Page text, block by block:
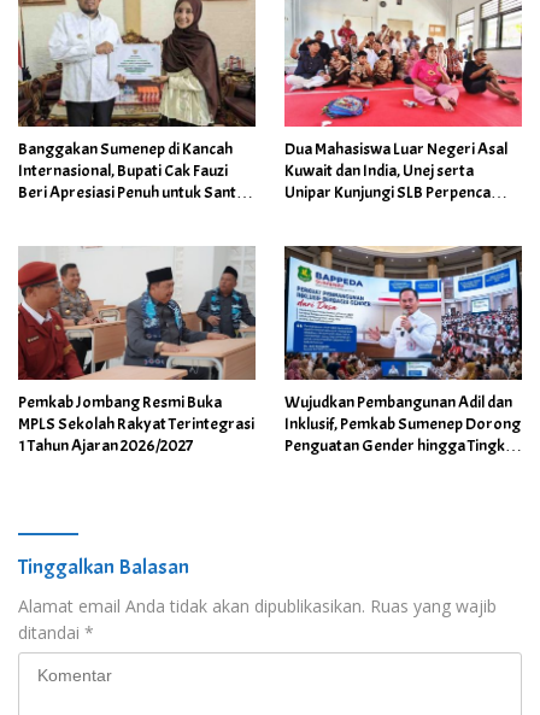
Banggakan Sumenep di Kancah
Internasional, Bupati Cak Fauzi
Beri Apresiasi Penuh untuk Santri
Dua Mahasiswa Luar Negeri Asal
Kuwait dan India, Unej serta
Unipar Kunjungi SLB Perpenca
Pemkab Jombang Resmi Buka
MPLS Sekolah Rakyat Terintegrasi
1 Tahun Ajaran 2026/2027
Wujudkan Pembangunan Adil dan
Inklusif, Pemkab Sumenep Dorong
Penguatan Gender hingga Tingkat
Tinggalkan Balasan
Alamat email Anda tidak akan dipublikasikan. Ruas yang wajib
ditandai *